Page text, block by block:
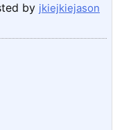
by jkiejkiejason